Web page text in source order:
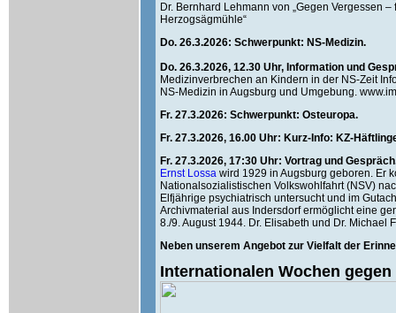
Dr. Bernhard Lehmann von „Gegen Vergessen
Herzogsägmühle“
Do. 26.3.2026: Schwerpunkt: NS-Medizin.
Do. 26.3.2026, 12.30 Uhr, Information und
Medizinverbrechen an Kindern in der NS-Zeit
NS-Medizin in Augsburg und Umgebung.
Fr. 27.3.2026: Schwerpunkt: Osteuropa.
Fr. 27.3.2026, 16.00 Uhr: Kurz-Info: KZ-
Fr. 27.3.2026, 17:30 Uhr: Vortrag und
Ernst Lossa wird 1929 in Augsburg geboren. Er
Nationalsozialistischen Volkswohlfahrt (NSV)
Elfjährige psychiatrisch untersucht und im
Archivmaterial aus Indersdorf ermöglicht eine
8./9. August 1944. Dr. Elisabeth und Dr. Michael
Neben unserem Angebot zur Vielfalt der
Internationalen Wochen